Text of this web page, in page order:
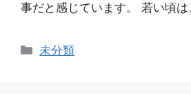
事だと感じています。 若い頃
カ
未分類